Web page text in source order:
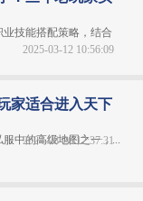
技能搭配策略，结合
2025-03-12 10:56:09
家适合进入天下
中的高级地图之一，...
2024-08-26 12:37:31